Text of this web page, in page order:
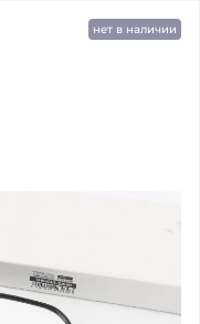
нет в наличии